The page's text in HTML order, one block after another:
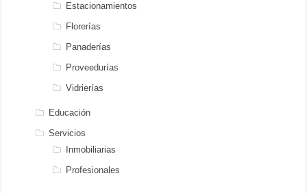
Estacionamientos
Florerías
Panaderías
Proveedurías
Vidrierías
Educación
Servicios
Inmobiliarias
Profesionales